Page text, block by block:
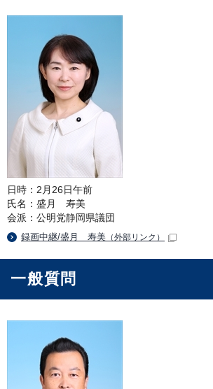
日時：2月26日午前
氏名：盛月 寿美
会派：公明党静岡県議団
録画中継/盛月 寿美 （外部リンク）
一般質問